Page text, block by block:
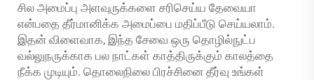
சில அமைப்பு அளவுருக்களை சரிசெய்ய தேவையா
என்பதை தீர்மானிக்க அமைப்பை மதிப்பீடு செய்யலாம்.
இதன் விளைவாக, இந்த சேவை ஒரு தொழில்நுட்ப
வல்லுநருக்காக பல நாட்கள் காத்திருக்கும் காலத்தை
நீக்க முடியும். தொலைநிலை பிரச்சினை தீர்வு உங்கள்